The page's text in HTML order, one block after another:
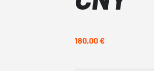
180,00 €